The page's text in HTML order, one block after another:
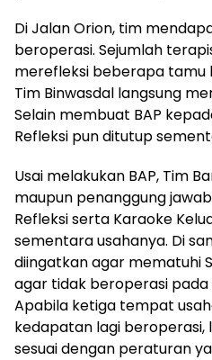
Di Jalan Orion, tim
beroperasi. Sejumlah
merefleksi beberapa tamu
Tim Binwasdal langsung
Selain membuat BAP
Refleksi pun ditutup
Usai melakukan BAP, Tim
maupun penanggung
Refleksi serta Karaoke
sementara usahanya. Di
diingatkan agar mematuhi
agar tidak beroperasi
Apabila ketiga tempat
kedapatan lagi beroperasi,
sesuai dengan peraturan